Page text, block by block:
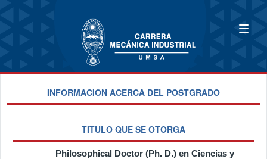
INFORMACION ACERCA DEL POSTGRADO
TITULO QUE SE OTORGA
Philosophical Doctor (Ph. D.) en Ciencias y